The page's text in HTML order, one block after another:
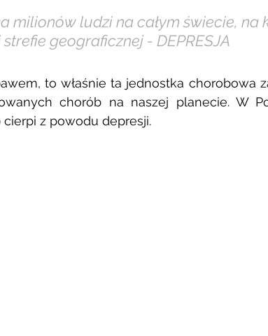
milionów ludzi na całym świecie, na
geograficznej - DEPRESJA
to właśnie ta jednostka chorobowa
chorób na naszej planecie. W
cierpi z powodu depresji.